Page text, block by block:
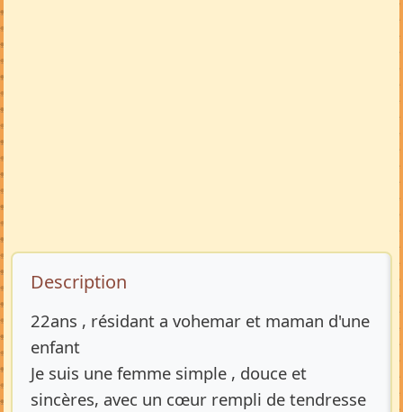
Description de l’annonce
Description
22ans , résidant a vohemar et maman d'une
enfant
Je suis une femme simple , douce et
sincères, avec un cœur rempli de tendresse